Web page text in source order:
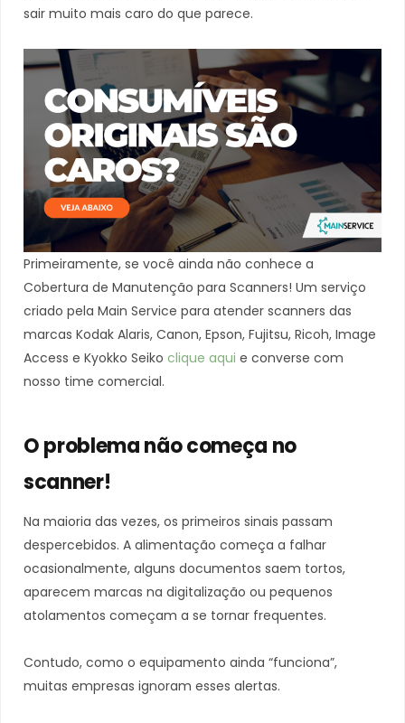
sair muito mais caro do que parece.
Primeiramente, se você ainda não conhece a
Cobertura de Manutenção para Scanners! Um serviço
criado pela Main Service para atender scanners das
marcas Kodak Alaris, Canon, Epson, Fujitsu, Ricoh, Image
Access e Kyokko Seiko clique aqui e converse com
nosso time comercial.
O problema não começa no
scanner!
Na maioria das vezes, os primeiros sinais passam
despercebidos. A alimentação começa a falhar
ocasionalmente, alguns documentos saem tortos,
aparecem marcas na digitalização ou pequenos
atolamentos começam a se tornar frequentes.
Contudo, como o equipamento ainda “funciona”,
muitas empresas ignoram esses alertas.